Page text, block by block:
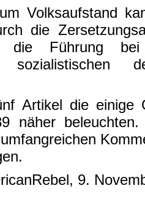
Volksaufstand
die
die Führung
sozialistischen
Artikel die einige
näher
9.